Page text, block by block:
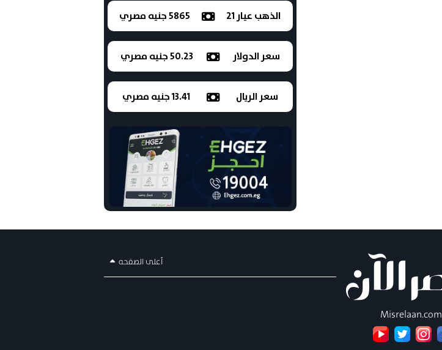
الذهب عيار 21 5865 جنيه مصري
سعر الدولار 50.23 جنيه مصري
سعر الريال 13.41 جنيه مصري
أعلى الصفحه
Misrelaan.com